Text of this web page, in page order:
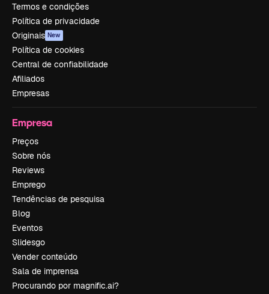
Termos e condições
Política de privacidade
Originais New
Política de cookies
Central de confiabilidade
Afiliados
Empresas
Empresa
Preços
Sobre nós
Reviews
Emprego
Tendências de pesquisa
Blog
Eventos
Slidesgo
Vender conteúdo
Sala de imprensa
Procurando por magnific.ai?